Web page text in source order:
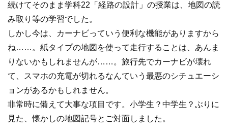
続けてそのまま学科22「経路の設計」の授業は、地図の読
み取り等の学習でした。
しかし今は、カーナビっていう便利な機能がありますから
ね……。紙タイプの地図を使って走行することは、あんま
りないかもしれませんが……。旅行先でカーナビが壊れ
て、スマホの充電が切れるなんていう最悪のシチュエーシ
ョンがあるかもしれません。
非常時に備えて大事な項目です。小学生？中学生？ぶりに
見た、懐かしの地図記号とご対面しました。